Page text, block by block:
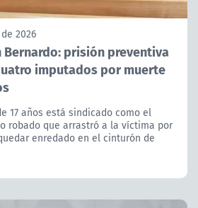
2026
Bernardo: prisión preventiva
imputados por muerte
17 años está sindicado como el
robado que arrastró a la víctima por
enredado en el cinturón de